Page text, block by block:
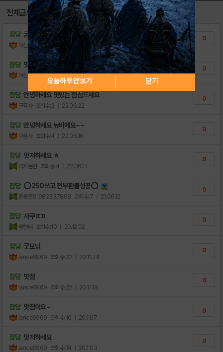
전체글보기
잡담 굳모닝ㅋ
여신임화영♡ 조회수:3 | 23.02.25
0
잡담 맛저!
여신임화영♡ 조회수:3 | 23.01.18
0
잡담 안녕하세요 맛있는 점심드세요
구름사 조회수:3 | 22.06.22
0
잡담 안녕하세요 뉴비에요~~
구름사 조회수:4 | 22.06.16
0
잡담 맛저하세요 ㅎ
디지몬현 조회수:4 | 22.06.14
0
잡담 ⭕250쓰고 전부환불성공⭕
환불꿋01082337808 조회수:7 | 21.06.12
0
잡담 사쿠ㅍㅍ
배현태 조회수:10 | 20.12.02
0
잡담 굿모닝
lance6969 조회수:22 | 20.11.24
0
잡담 맛점
lance6969 조회수:22 | 20.11.19
0
잡담 맛점이요~
lance6969 조회수:10 | 20.11.17
0
잡담 맛저하세요
lance6969 조회수:14 | 20.11.13
0
오늘하루 안보기 닫기